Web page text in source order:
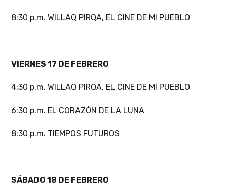
8:30 p.m. WILLAQ PIRQA, EL CINE DE MI PUEBLO
VIERNES 17 DE FEBRERO
4:30 p.m. WILLAQ PIRQA, EL CINE DE MI PUEBLO
6:30 p.m. EL CORAZÓN DE LA LUNA
8:30 p.m. TIEMPOS FUTUROS
SÁBADO 18 DE FEBRERO